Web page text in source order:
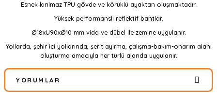
Esnek kırılmaz TPU gövde ve körüklü ayaktan oluşmaktadır.
Yüksek performanslı reflektif bantlar.
Ø18xU90xØ10 mm vida ve dübel ile zemine uygulanır.
Yollarda, şehir içi yollarında, şerit ayırma, çalışma-bakım-onarım alanı
oluşturma amacıyla her türlü alanda uygulanır.
YORUMLAR